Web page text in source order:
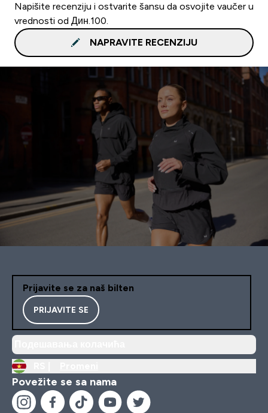
Napišite recenziju i ostvarite šansu da osvojite vaučer u
vrednosti od Дин.100.
NAPRAVITE RECENZIJU
Prijavite se za naš bilten
PRIJAVITE SE
Povežite se sa nama